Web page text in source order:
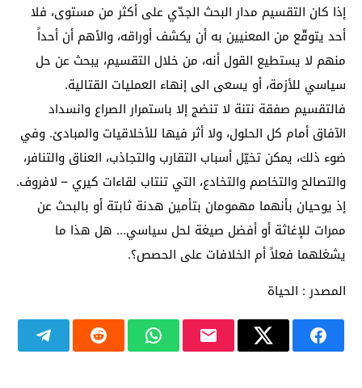
إذا كان التقسيم مدار البحث الجدّي على أكثر من مستوى، فلا
أحد يتوقّع من المعنيين به أن يكشف أوراقه، والأهم أن أحداً
منهم لا يستطيع القول أنه، من خلال التقسيم، يبحث عن حل
سياسي للأزمة، أو يسعى الى إنهاء العمليات القتالية.
فالتقسيم صفقة نتنة لا تنضج إلا باستمرار الصراع وانسداد
الآفاق أمام كل الحلول، ولا أثر فيها للأخلاقيات والمبادئ. وفي
ضوء ذلك، يمكن تخيّل أسباب التقارب والتجاذب، العناق والتنافر،
والتصالح والتخاصم والتخادع، التي تنتاب لقاءات كيري – لافروف.
إذ يوحيان بأنهما مهمومان بتأمين هدنة ثابتة أو بالبحث عن
ممرات للإغاثة أو أفضل صيغة لحل سياسي… هل هذا ما
يشغلهما فعلاً أم الخلافات على الحصص؟.
المصدر : الحياة